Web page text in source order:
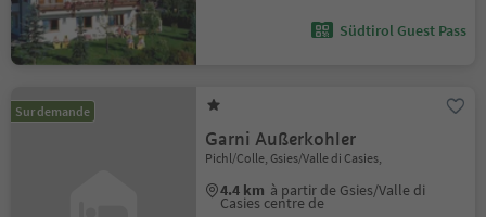
Südtirol Guest Pass
Sur demande
Garni Außerkohler
Pichl/Colle, Gsies/Valle di Casies,
4.4 km à partir de Gsies/Valle di
Casies centre de